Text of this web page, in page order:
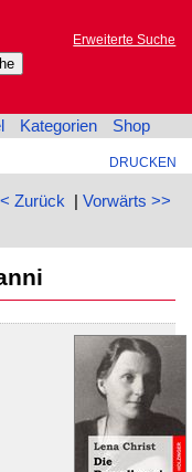
Erweiterte Suche
Kategorien Shop
DRUCKEN
Zurück | Vorwärts >>